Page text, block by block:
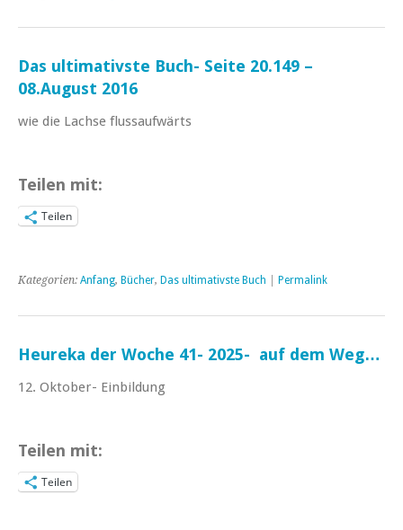
Das ultimativste Buch- Seite 20.149 –
08.August 2016
wie die Lachse flussaufwärts
Teilen mit:
Teilen
Kategorien: Anfang, Bücher, Das ultimativste Buch Permalink
Heureka der Woche 41- 2025- auf dem Weg…
12. Oktober- Einbildung
Teilen mit:
Teilen